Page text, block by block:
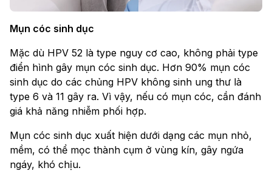
Mụn cóc sinh dục
Mặc dù HPV 52 là type nguy cơ cao, không phải type
điển hình gây mụn cóc sinh dục. Hơn 90% mụn cóc
sinh dục do các chủng HPV không sinh ung thư là
type 6 và 11 gây ra. Vì vậy, nếu có mụn cóc, cần đánh
giá khả năng nhiễm phối hợp.
Mụn cóc sinh dục xuất hiện dưới dạng các mụn nhỏ,
mềm, có thể mọc thành cụm ở vùng kín, gây ngứa
ngáy, khó chịu.